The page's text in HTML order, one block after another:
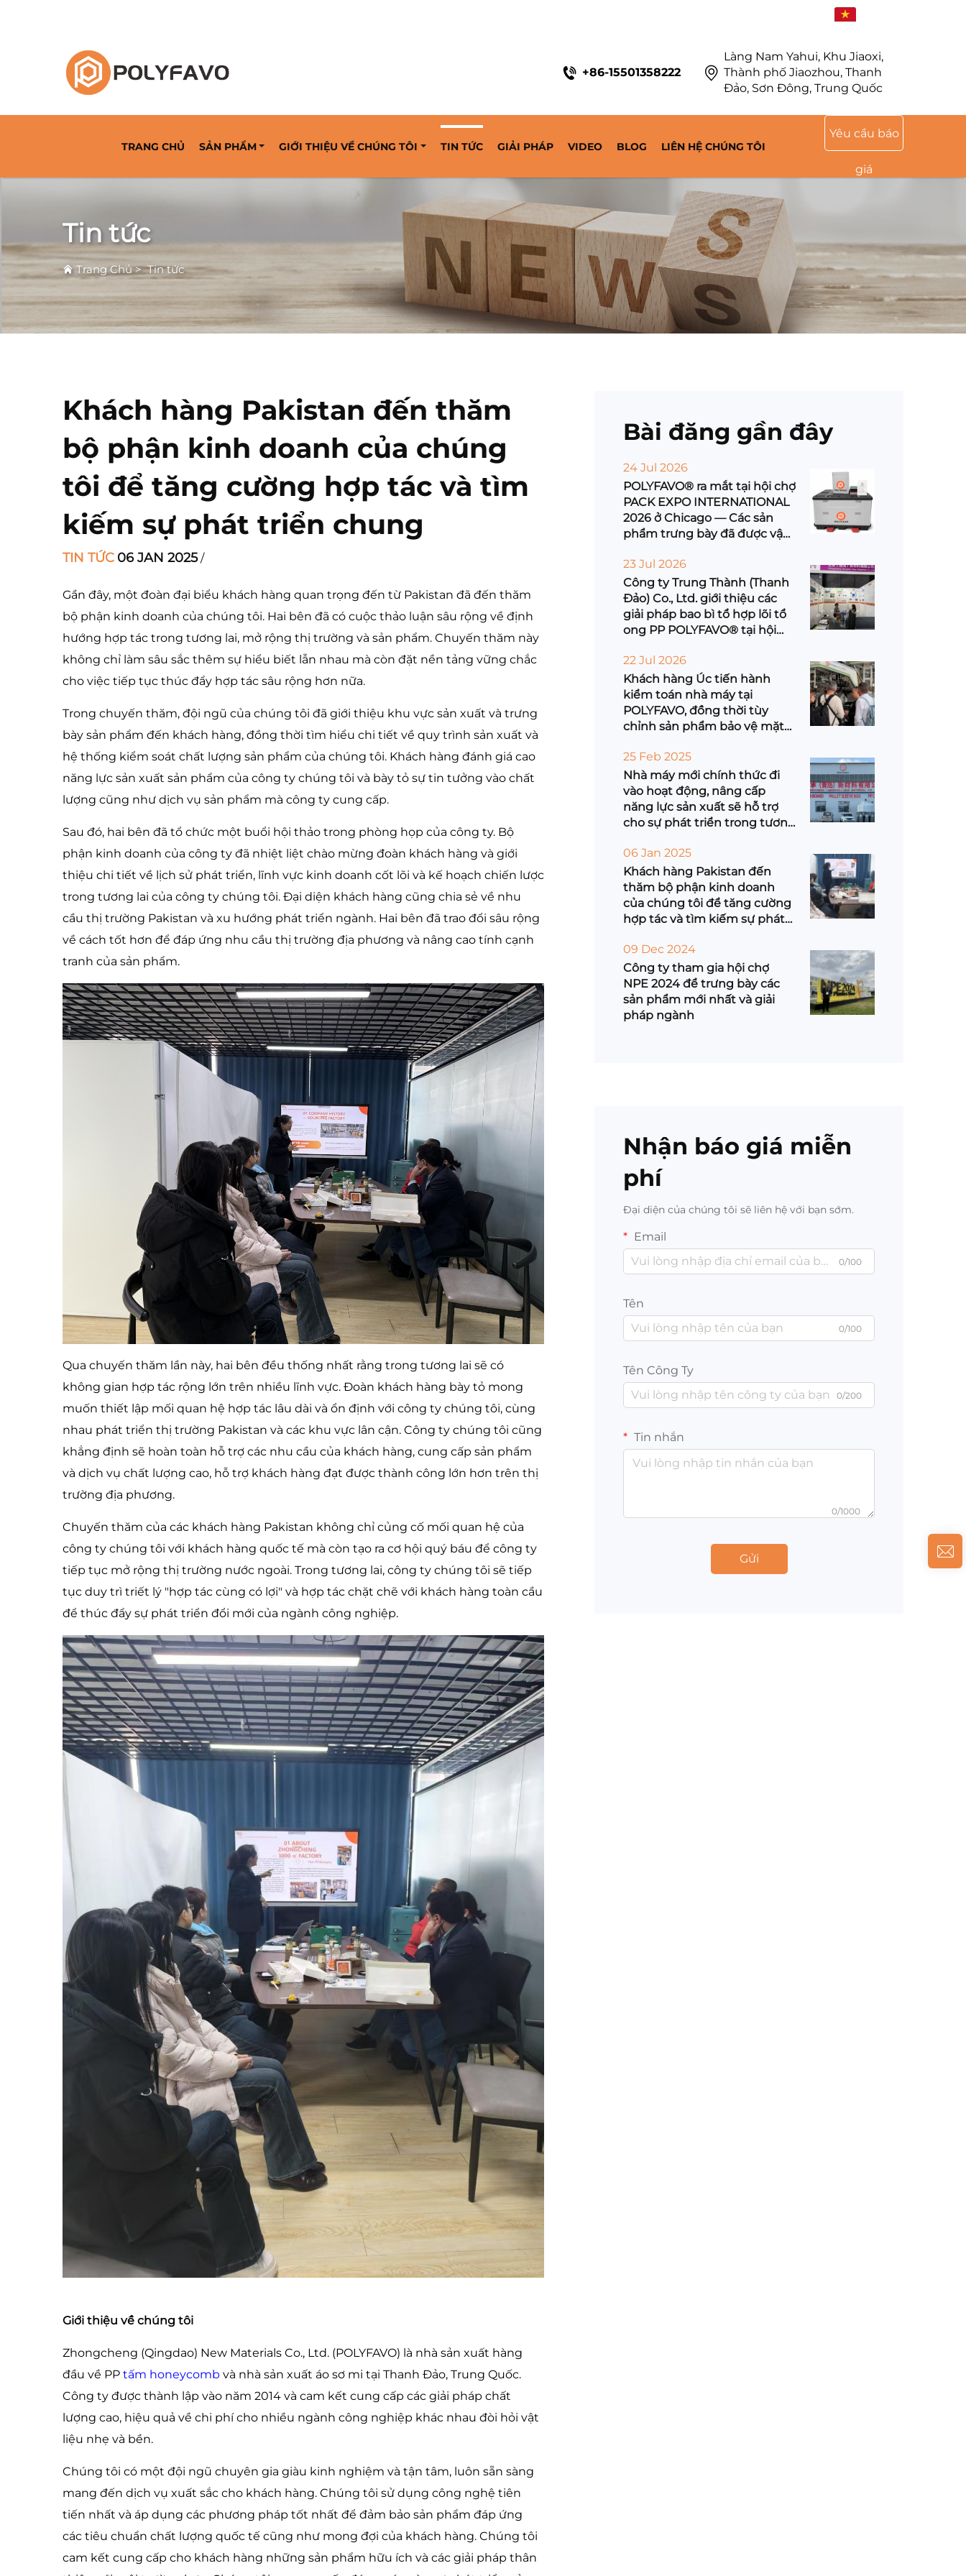
+86-15501358222
Làng Nam Yahui, Khu Jiaoxi,
Thành phố Jiaozhou, Thanh
Đảo, Sơn Đông, Trung Quốc
TRANG CHỦ SẢN PHẨM GIỚI THIỆU VỀ CHÚNG TÔI TIN TỨC GIẢI PHÁP VIDEO BLOG LIÊN HỆ CHÚNG TÔI
Yêu cầu báo
giá
Tin tức
Trang Chủ>Tin tức
Khách hàng Pakistan đến thăm
bộ phận kinh doanh của chúng
tôi để tăng cường hợp tác và tìm
kiếm sự phát triển chung
TIN TỨC 06 JAN 2025 /
Gần đây, một đoàn đại biểu khách hàng quan trọng đến từ Pakistan đã đến thăm
bộ phận kinh doanh của chúng tôi. Hai bên đã có cuộc thảo luận sâu rộng về định
hướng hợp tác trong tương lai, mở rộng thị trường và sản phẩm. Chuyến thăm này
không chỉ làm sâu sắc thêm sự hiểu biết lẫn nhau mà còn đặt nền tảng vững chắc
cho việc tiếp tục thúc đẩy hợp tác sâu rộng hơn nữa.
Trong chuyến thăm, đội ngũ của chúng tôi đã giới thiệu khu vực sản xuất và trưng
bày sản phẩm đến khách hàng, đồng thời tìm hiểu chi tiết về quy trình sản xuất và
hệ thống kiểm soát chất lượng sản phẩm của chúng tôi. Khách hàng đánh giá cao
năng lực sản xuất sản phẩm của công ty chúng tôi và bày tỏ sự tin tưởng vào chất
lượng cũng như dịch vụ sản phẩm mà công ty cung cấp.
Sau đó, hai bên đã tổ chức một buổi hội thảo trong phòng họp của công ty. Bộ
phận kinh doanh của công ty đã nhiệt liệt chào mừng đoàn khách hàng và giới
thiệu chi tiết về lịch sử phát triển, lĩnh vực kinh doanh cốt lõi và kế hoạch chiến lược
trong tương lai của công ty chúng tôi. Đại diện khách hàng cũng chia sẻ về nhu
cầu thị trường Pakistan và xu hướng phát triển ngành. Hai bên đã trao đổi sâu rộng
về cách tốt hơn để đáp ứng nhu cầu thị trường địa phương và nâng cao tính cạnh
tranh của sản phẩm.
Qua chuyến thăm lần này, hai bên đều thống nhất rằng trong tương lai sẽ có
không gian hợp tác rộng lớn trên nhiều lĩnh vực. Đoàn khách hàng bày tỏ mong
muốn thiết lập mối quan hệ hợp tác lâu dài và ổn định với công ty chúng tôi, cùng
nhau phát triển thị trường Pakistan và các khu vực lân cận. Công ty chúng tôi cũng
khẳng định sẽ hoàn toàn hỗ trợ các nhu cầu của khách hàng, cung cấp sản phẩm
và dịch vụ chất lượng cao, hỗ trợ khách hàng đạt được thành công lớn hơn trên thị
trường địa phương.
Chuyến thăm của các khách hàng Pakistan không chỉ củng cố mối quan hệ của
công ty chúng tôi với khách hàng quốc tế mà còn tạo ra cơ hội quý báu để công ty
tiếp tục mở rộng thị trường nước ngoài. Trong tương lai, công ty chúng tôi sẽ tiếp
tục duy trì triết lý "hợp tác cùng có lợi" và hợp tác chặt chẽ với khách hàng toàn cầu
để thúc đẩy sự phát triển đổi mới của ngành công nghiệp.
Giới thiệu về chúng tôi
Zhongcheng (Qingdao) New Materials Co., Ltd. (POLYFAVO) là nhà sản xuất hàng
đầu về PP tấm honeycomb và nhà sản xuất áo sơ mi tại Thanh Đảo, Trung Quốc.
Công ty được thành lập vào năm 2014 và cam kết cung cấp các giải pháp chất
lượng cao, hiệu quả về chi phí cho nhiều ngành công nghiệp khác nhau đòi hỏi vật
liệu nhẹ và bền.
Chúng tôi có một đội ngũ chuyên gia giàu kinh nghiệm và tận tâm, luôn sẵn sàng
mang đến dịch vụ xuất sắc cho khách hàng. Chúng tôi sử dụng công nghệ tiên
tiến nhất và áp dụng các phương pháp tốt nhất để đảm bảo sản phẩm đáp ứng
các tiêu chuẩn chất lượng quốc tế cũng như mong đợi của khách hàng. Chúng tôi
cam kết cung cấp cho khách hàng những sản phẩm hữu ích và các giải pháp thân
Bài đăng gần đây
24 Jul 2026
POLYFAVO® ra mắt tại hội chợ
PACK EXPO INTERNATIONAL
2026 ở Chicago — Các sản
phẩm trưng bày đã được vận
23 Jul 2026
Công ty Trung Thành (Thanh
Đảo) Co., Ltd. giới thiệu các
giải pháp bao bì tổ hợp lõi tổ
ong PP POLYFAVO® tại hội
Thanh Đảo
22 Jul 2026
Khách hàng Úc tiến hành
kiểm toán nhà máy tại
POLYFAVO, đồng thời tùy
chỉnh sản phẩm bảo vệ mặt
ong PP mang nhãn hiệu
riêng để phân phối trên toàn
quốc
25 Feb 2025
Nhà máy mới chính thức đi
vào hoạt động, nâng cấp
năng lực sản xuất sẽ hỗ trợ
cho sự phát triển trong tương
06 Jan 2025
Khách hàng Pakistan đến
thăm bộ phận kinh doanh
của chúng tôi để tăng cường
hợp tác và tìm kiếm sự phát
09 Dec 2024
Công ty tham gia hội chợ
NPE 2024 để trưng bày các
sản phẩm mới nhất và giải
pháp ngành
Nhận báo giá miễn
phí
Đại diện của chúng tôi sẽ liên hệ với bạn sớm.
Email
0/100
Tên
0/100
Tên Công Ty
0/200
Tin nhắn
0/1000
Gửi